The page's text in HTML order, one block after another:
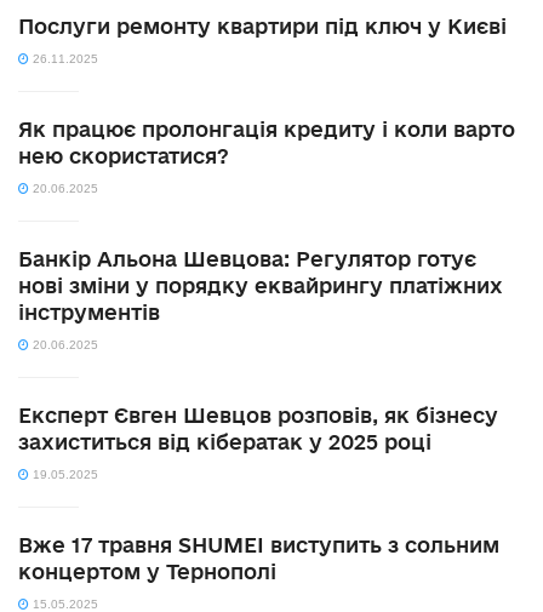
Послуги ремонту квартири під ключ у Києві
26.11.2025
Як працює пролонгація кредиту і коли варто
нею скористатися?
20.06.2025
Банкір Альона Шевцова: Регулятор готує
нові зміни у порядку еквайрингу платіжних
інструментів
20.06.2025
Експерт Євген Шевцов розповів, як бізнесу
захиститься від кібератак у 2025 році
19.05.2025
Вже 17 травня SHUMEI виступить з сольним
концертом у Тернополі
15.05.2025